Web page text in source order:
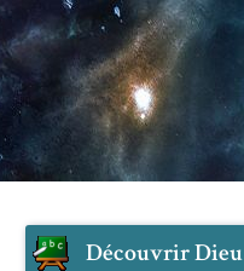
Découvrir Dieu